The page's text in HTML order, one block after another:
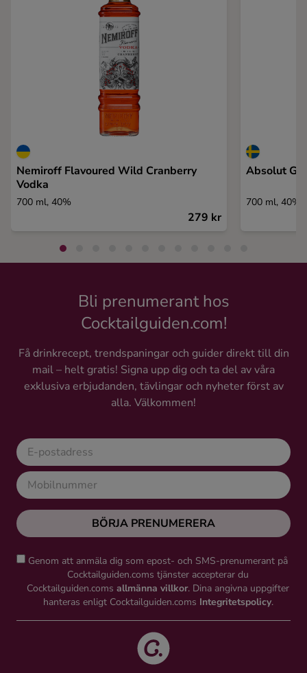
Nemiroff Flavoured Wild Cranberry
Vodka
700 ml, 40%
279 kr
Absolut
700 ml, 40%
Bli prenumerant hos
Cocktailguiden.com!
Få drinkrecept, trendspaningar och guider direkt till din
mail – helt gratis! Signa upp dig och ta del av våra
exklusiva erbjudanden, tävlingar och nyheter först av
alla. Välkommen!
BÖRJA PRENUMERERA
Genom att anmäla dig som epost- och SMS-prenumerant på
Cocktailguiden.coms tjänster accepterar du
Cocktailguiden.coms allmänna villkor. Dina angivna uppgifter
hanteras enligt Cocktailguiden.coms Integritetspolicy.